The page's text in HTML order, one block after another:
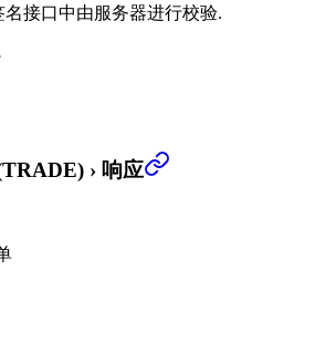
接口中由服务器进行校验.
› 响应